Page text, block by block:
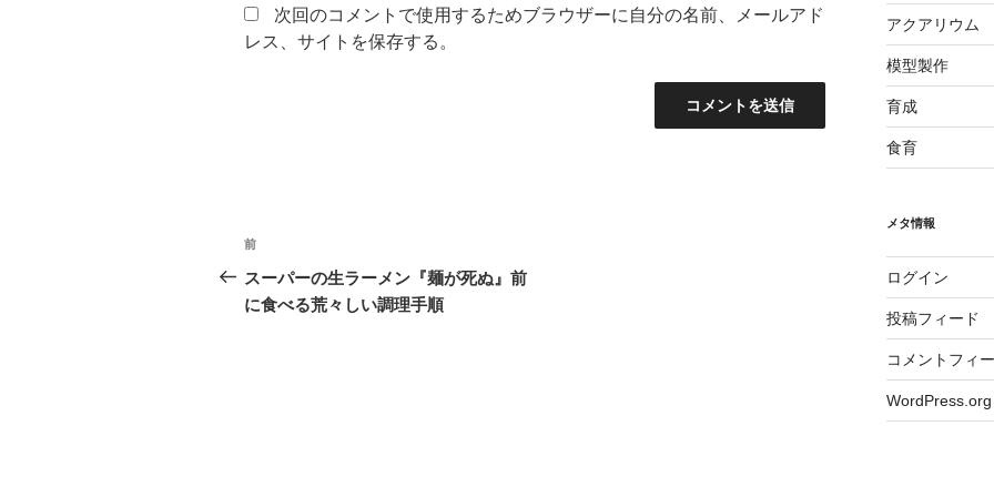
次回のコメントで使用するためブラウザーに自分の名前、メールアド
レス、サイトを保存する。
投
稿
ナ
前
の
投
前
スーパーの生ラーメン『麺が死ぬ』前
に食べる荒々しい調理手順
アクアリウム
模型製作
育成
食育
メタ情報
ログイン
投稿フィード
コメントフィ
WordPress.org